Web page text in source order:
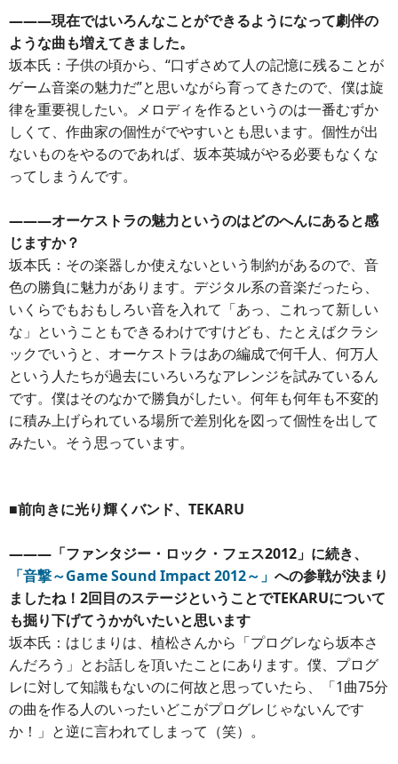
―――現在ではいろんなことができるようになって劇伴の
ような曲も増えてきました。
坂本氏：子供の頃から、“口ずさめて人の記憶に残ることが
ゲーム音楽の魅力だ”と思いながら育ってきたので、僕は旋
律を重要視したい。メロディを作るというのは一番むずか
しくて、作曲家の個性がでやすいとも思います。個性が出
ないものをやるのであれば、坂本英城がやる必要もなくな
ってしまうんです。
―――オーケストラの魅力というのはどのへんにあると感
じますか？
坂本氏：その楽器しか使えないという制約があるので、音
色の勝負に魅力があります。デジタル系の音楽だったら、
いくらでもおもしろい音を入れて「あっ、これって新しい
な」ということもできるわけですけども、たとえばクラシ
ックでいうと、オーケストラはあの編成で何千人、何万人
という人たちが過去にいろいろなアレンジを試みているん
です。僕はそのなかで勝負がしたい。何年も何年も不変的
に積み上げられている場所で差別化を図って個性を出して
みたい。そう思っています。
■前向きに光り輝くバンド、TEKARU
―――「ファンタジー・ロック・フェス2012」に続き、
「音撃～Game Sound Impact 2012～」 への参戦が決まり
ましたね！2回目のステージということでTEKARUについて
も掘り下げてうかがいたいと思います
坂本氏：はじまりは、植松さんから「プログレなら坂本さ
んだろう」とお話しを頂いたことにあります。僕、プログ
レに対して知識もないのに何故と思っていたら、「1曲75分
の曲を作る人のいったいどこがプログレじゃないんです
か！」と逆に言われてしまって（笑）。